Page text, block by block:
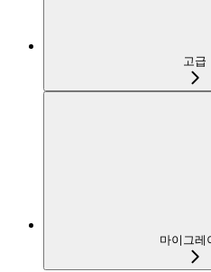
고급
마이그레